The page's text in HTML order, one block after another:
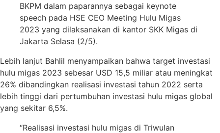
BKPM dalam paparannya sebagai keynote
speech pada HSE CEO Meeting Hulu Migas
2023 yang dilaksanakan di kantor SKK Migas di
Jakarta Selasa (2/5).
Lebih lanjut Bahlil menyampaikan bahwa target investasi
hulu migas 2023 sebesar USD 15,5 miliar atau meningkat
26% dibandingkan realisasi investasi tahun 2022 serta
lebih tinggi dari pertumbuhan investasi hulu migas global
yang sekitar 6,5%.
“Realisasi investasi hulu migas di Triwulan